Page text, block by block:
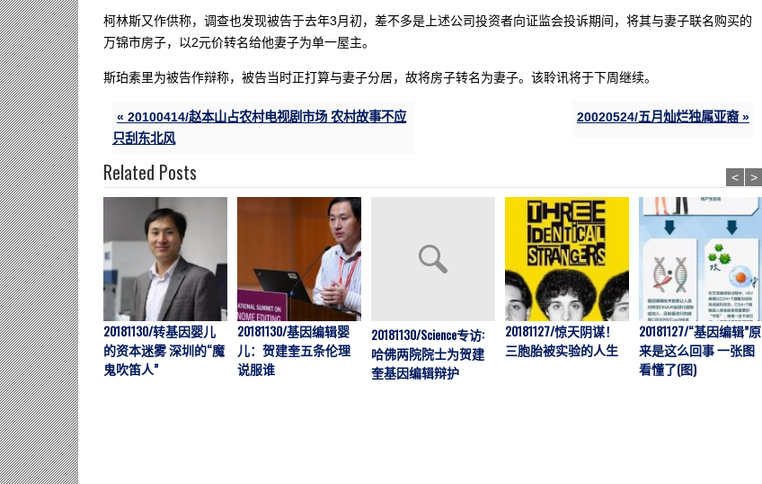
柯林斯又作供称，调查也发现被告于去年3月初，差不多是上述公司投资者向证监会投诉期间，将其与妻子联名购买的
万锦市房子，以2元价转名给他妻子为单一屋主。
斯珀素里为被告作辩称，被告当时正打算与妻子分居，故将房子转名为妻子。该聆讯将于下周继续。
« 20100414/赵本山占农村电视剧市场 农村故事不应
只刮东北风
20020524/五月灿烂独属亚裔 »
Related Posts
20181130/转基因婴儿
的资本迷雾 深圳的“魔
鬼吹笛人”
20181130/基因编辑婴
儿：贺建奎五条伦理
说服谁
20181130/Science专访:
哈佛两院院士为贺建
奎基因编辑辩护
20181127/惊天阴谋！
三胞胎被实验的人生
20181127/“基因编辑”原
来是这么回事 一张图
看懂了(图)
< >